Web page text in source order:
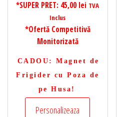
*SUPER PRET: 45,00 lei TVA
Inclus
*Ofertă Competitivă
Monitorizată
CADOU : Magnet de
Frigider cu Poza de
pe Husa!
Personalizeaza